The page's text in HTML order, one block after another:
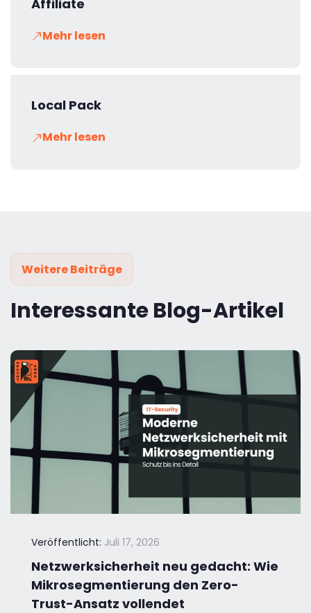
Affiliate
Mehr lesen
Local Pack
Mehr lesen
Weitere Beiträge
Interessante Blog-Artikel
Veröffentlicht: Juli 17, 2026
Netzwerksicherheit neu gedacht: Wie
Mikrosegmentierung den Zero-
Trust-Ansatz vollendet